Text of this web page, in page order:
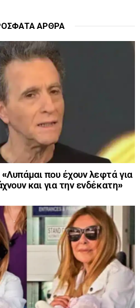
ΆΡΘΡΑ
που έχουν λεφτά για
και για την ενδέκατη»